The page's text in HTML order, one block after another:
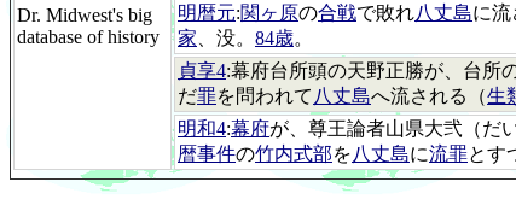
Dr. Midwest's big
database of history
明暦元:関ヶ原の合戦で敗れ八丈島に流
家 、没。 84歳。
貞享4:幕府台所頭の天野正勝が、台所
だ罪を問われて 八丈島へ流される（生
明和4:幕府が、尊王論者山県大弐（だ
暦事件の竹内式部を八丈島に流罪とす